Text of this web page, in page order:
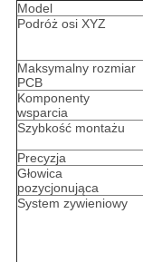
Model
Podróż osi XYZ
Maksymalny rozmiar
PCB
Komponenty
wsparcia
Szybkość montażu
Precyzja
Głowica
pozycjonująca
System zywieniowy